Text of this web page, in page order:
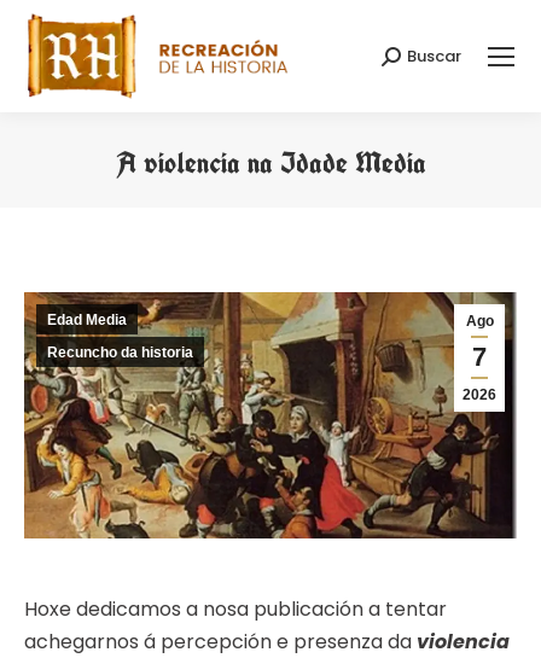
Search:
Buscar
A violencia na Idade Media
Ago
7
2026
Edad Media
Recuncho da historia
Hoxe dedicamos a nosa publicación a tentar
achegarnos á percepción e presenza da violencia